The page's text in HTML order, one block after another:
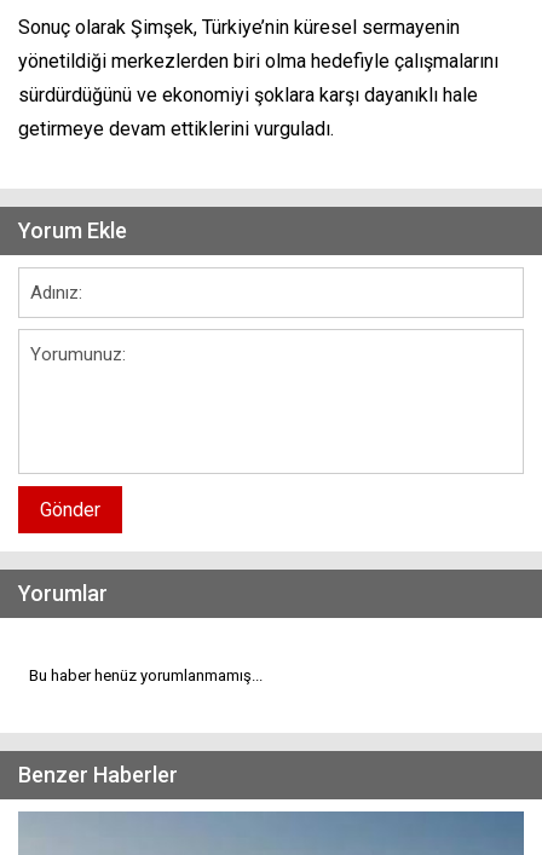
Sonuç olarak Şimşek, Türkiye’nin küresel sermayenin
yönetildiği merkezlerden biri olma hedefiyle çalışmalarını
sürdürdüğünü ve ekonomiyi şoklara karşı dayanıklı hale
getirmeye devam ettiklerini vurguladı.
Yorum Ekle
Gönder
Yorumlar
Bu haber henüz yorumlanmamış...
Benzer Haberler